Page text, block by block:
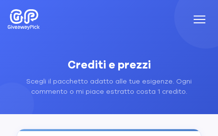
Crediti e prezzi
Scegli il pacchetto adatto alle tue esigenze. Ogni
commento o mi piace estratto costa 1 credito.